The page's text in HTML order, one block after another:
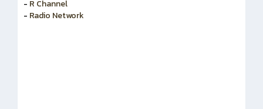
- สำนักงานคณะกรรมการข้าราชการพลเรือน
- R Channel